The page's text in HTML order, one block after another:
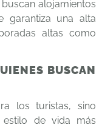
alojamientos
garantiza una alta
altas como
BUSCAN
los turistas, sino
estilo de vida más